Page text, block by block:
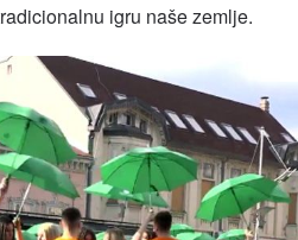
igru naše zemlje.